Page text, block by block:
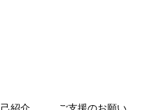
紹介 ご支援のお願い